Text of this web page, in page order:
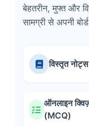
बेहतरीन, मुफ्त और
सामग्री से अपनी
विस्तृत नोट्स
ऑनलाइन
(MCQ)